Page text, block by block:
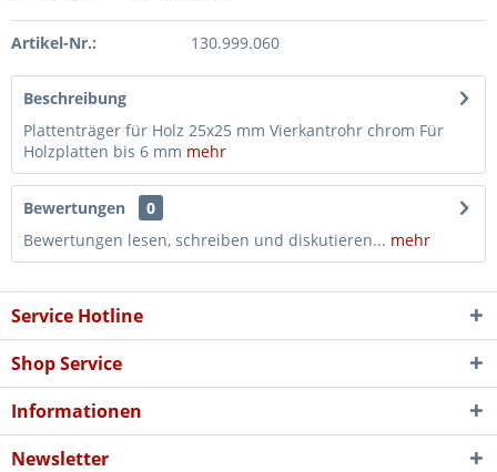
Artikel-Nr.: 130.999.060
Beschreibung
Plattenträger für Holz 25x25 mm Vierkantrohr chrom Für
Holzplatten bis 6 mm mehr
Bewertungen
0
Bewertungen lesen, schreiben und diskutieren... mehr
Service Hotline
Shop Service
Informationen
Newsletter